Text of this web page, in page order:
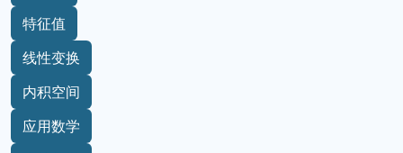
特征值
线性变换
内积空间
应用数学